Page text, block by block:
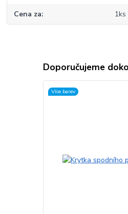
Cena za 1ks
Doporučujeme
Více barev